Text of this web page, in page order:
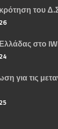
του
στο
για τις